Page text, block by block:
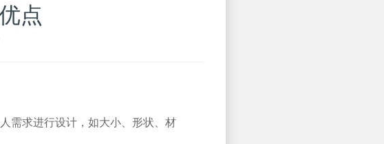
点
需求进行设计，如大小、形状、材